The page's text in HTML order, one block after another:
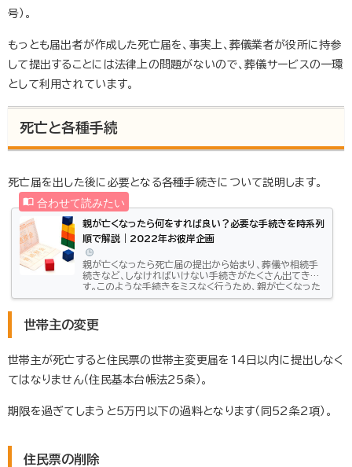
号）。
もっとも届出者が作成した死亡届を、事実上、葬儀業者が役所に持参
して提出することには法律上の問題がないので、葬儀サービスの一環
として利用されています。
死亡と各種手続
死亡届を出した後に必要となる各種手続きについて説明します。
親が亡くなったら何をすれば良い？必要な手続きを時系列
順で解説｜2022年お彼岸企画
親が亡くなったら死亡届の提出から始まり、葬儀や相続手
続きなど、しなければいけない手続きがたくさん出てきま
す。このような手続きをミスなく行うため、親が亡くなった
ときに必要な手続きを時系列順でまとめました。親が在命
確認しておきたい内容です。いざというときに慌てないよ
うにしましょう。この記事はこんな方におすすめ：「親が亡く
亡届は、死亡の事実を知った日を含め7日以内に提出する
義務がある 相続税の申...
世帯主の変更
世帯主が死亡すると住民票の世帯主変更届を14日以内に提出しなく
てはなりません（住民基本台帳法25条）。
期限を過ぎてしまうと5万円以下の過料となります（同52条2項）。
住民票の削除